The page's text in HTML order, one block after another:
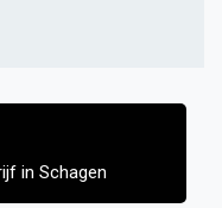
in Schagen